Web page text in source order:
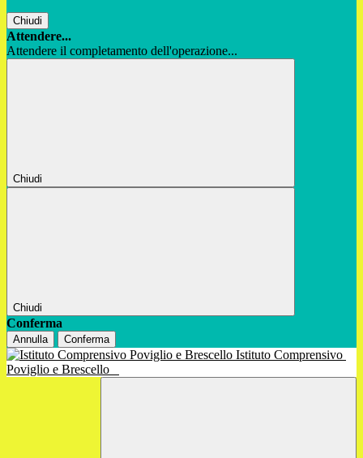
Chiudi
Attendere...
Attendere il completamento dell'operazione...
Chiudi
Chiudi
Conferma
Annulla Conferma
Istituto Comprensivo
Poviglio e Brescello